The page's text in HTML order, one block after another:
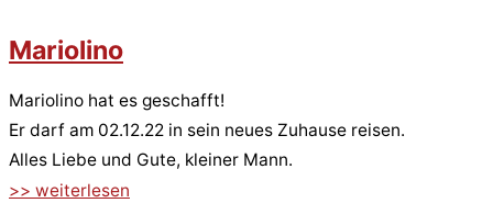
Mariolino
Mariolino hat es geschafft!
Er darf am 02.12.22 in sein neues Zuhause reisen.
Alles Liebe und Gute, kleiner Mann.
>> weiterlesen